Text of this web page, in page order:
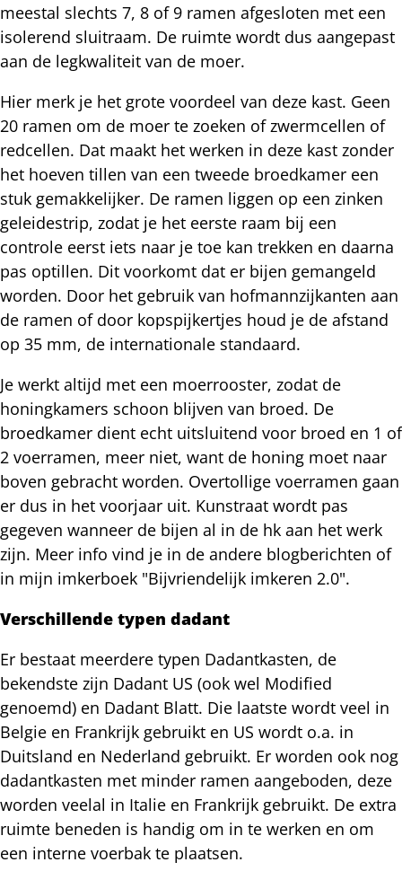
meestal slechts 7, 8 of 9 ramen afgesloten met een
isolerend sluitraam. De ruimte wordt dus aangepast
aan de legkwaliteit van de moer.
Hier merk je het grote voordeel van deze kast. Geen
20 ramen om de moer te zoeken of zwermcellen of
redcellen. Dat maakt het werken in deze kast zonder
het hoeven tillen van een tweede broedkamer een
stuk gemakkelijker. De ramen liggen op een zinken
geleidestrip, zodat je het eerste raam bij een
controle eerst iets naar je toe kan trekken en daarna
pas optillen. Dit voorkomt dat er bijen gemangeld
worden. Door het gebruik van hofmannzijkanten aan
de ramen of door kopspijkertjes houd je de afstand
op 35 mm, de internationale standaard.
Je werkt altijd met een moerrooster, zodat de
honingkamers schoon blijven van broed. De
broedkamer dient echt uitsluitend voor broed en 1 of
2 voerramen, meer niet, want de honing moet naar
boven gebracht worden. Overtollige voerramen gaan
er dus in het voorjaar uit. Kunstraat wordt pas
gegeven wanneer de bijen al in de hk aan het werk
zijn. Meer info vind je in de andere blogberichten of
in mijn imkerboek "Bijvriendelijk imkeren 2.0".
Verschillende typen dadant
Er bestaat meerdere typen Dadantkasten, de
bekendste zijn Dadant US (ook wel Modified
genoemd) en Dadant Blatt. Die laatste wordt veel in
Belgie en Frankrijk gebruikt en US wordt o.a. in
Duitsland en Nederland gebruikt. Er worden ook nog
dadantkasten met minder ramen aangeboden, deze
worden veelal in Italie en Frankrijk gebruikt. De extra
ruimte beneden is handig om in te werken en om
een interne voerbak te plaatsen.